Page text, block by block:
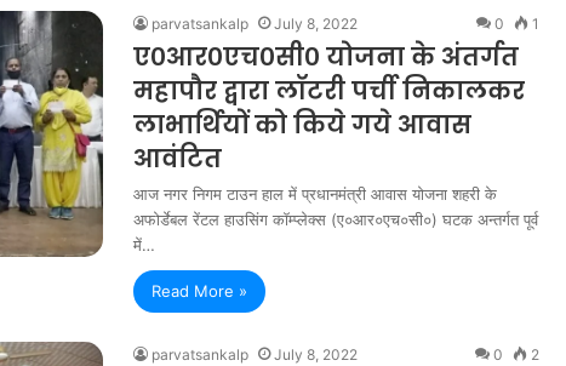
parvatsankalp July 8, 2022 0 1
ए०आर०एच०सी० योजना के अंतर्गत
महापौर द्वारा लॉटरी पर्ची निकालकर
लाभार्थियों को किये गये आवास
आवंटित
आज नगर निगम टाउन हाल में प्रधानमंत्री आवास योजना शहरी के
अफोर्डेबल रेंटल हाउसिंग कॉम्प्लेक्स (ए०आर०एच०सी०) घटक अन्तर्गत पूर्व
में…
Read More »
parvatsankalp July 8, 2022 0 2